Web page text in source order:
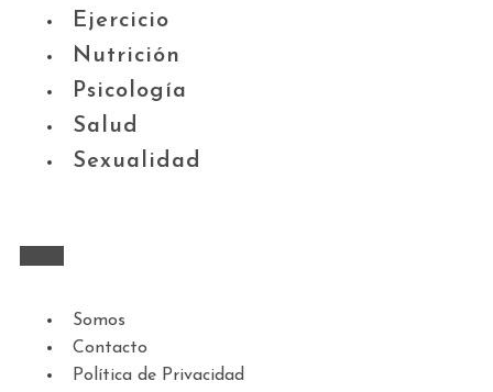
Ejercicio
Nutrición
Psicología
Salud
Sexualidad
Somos
Contacto
Política de Privacidad